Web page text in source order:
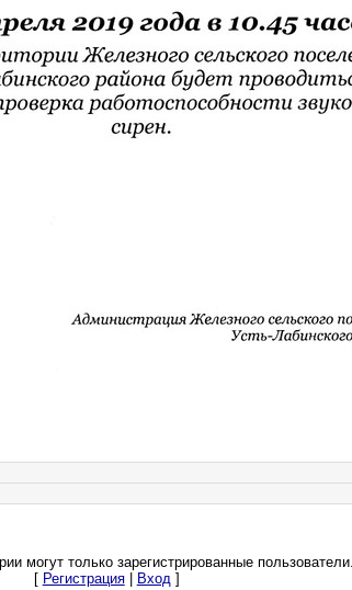
могут только зарегистрированные
[ Регистрация| Вход]